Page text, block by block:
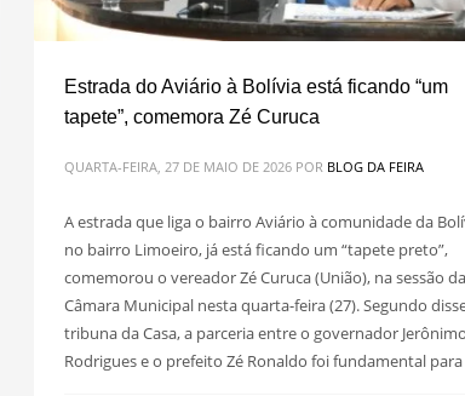
Estrada do Aviário à Bolívia está ficando “um
tapete”, comemora Zé Curuca
QUARTA-FEIRA, 27 DE MAIO DE 2026 POR BLOG DA FEIRA
A estrada que liga o bairro Aviário à comunidade da
no bairro Limoeiro, já está ficando um “tapete preto”,
comemorou o vereador Zé Curuca (União), na sessão da
Câmara Municipal nesta quarta-feira (27). Segundo
tribuna da Casa, a parceria entre o governador
Rodrigues e o prefeito Zé Ronaldo foi fundamental para